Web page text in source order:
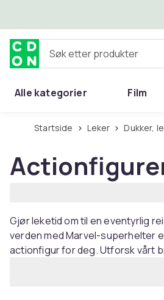
Søk etter produkter
Alle kategorier Film
Startside Leker Dukker,
Gjør leketid om til en eventyrlig
verden med Marvel-superhelter
actionfigur for deg. Utforsk vårt